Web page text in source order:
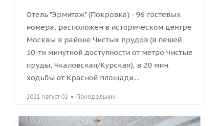
Отель "Эрмитаж" (Покровка) - 96 гостевых
номера, расположен в историческом центре
Москвы в районе Чистых прудов (в пешей
10-ти минутной доступности от метро Чистые
пруды, Чкаловская/Курская), в 20 мин.
ходьбы от Красной площади....
2021 Август 02 ● Понедельник